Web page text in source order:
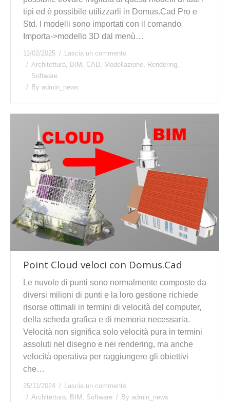
tipi ed è possibile utilizzarli in Domus.Cad Pro e
Std. I modelli sono importati con il comando
Importa->modello 3D dal menù…
11/02/2025
Lascia un commento
Architettura
BIM CAD Modellazione Rendering
Software
By admin_news
Point Cloud veloci con Domus.Cad
Le nuvole di punti sono normalmente composte da
diversi milioni di punti e la loro gestione richiede
risorse ottimali in termini di velocità del computer,
della scheda grafica e di memoria necessaria.
Velocità non significa solo velocità pura in termini
assoluti nel disegno e nei rendering, ma anche
velocità operativa per raggiungere gli obiettivi
che…
25/11/2024
Lascia un commento
Architettura, BIM , Software By admin_news